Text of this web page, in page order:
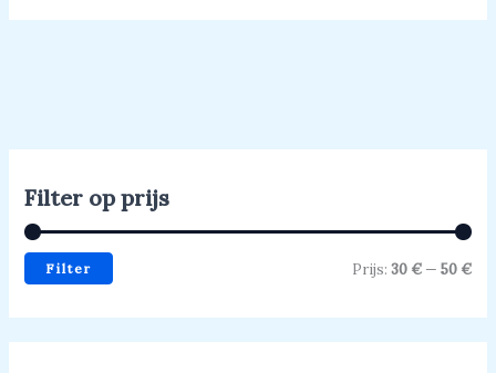
Filter op prijs
Filter Prijs: 30 €— 50 €